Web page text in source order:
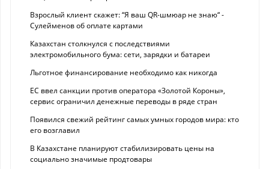
Взрослый клиент скажет: “Я ваш QR-шмюар не знаю“ -
Сулейменов об оплате картами
Казахстан столкнулся с последствиями
электромобильного бума: сети, зарядки и батареи
Льготное финансирование необходимо как никогда
ЕС ввел санкции против оператора «Золотой Короны»,
сервис ограничил денежные переводы в ряде стран
Появился свежий рейтинг самых умных городов мира: кто
его возглавил
В Казахстане планируют стабилизировать цены на
социально значимые продтовары